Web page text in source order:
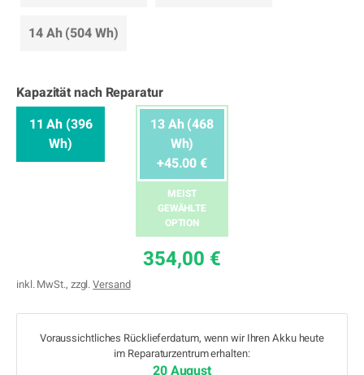
14 Ah (504 Wh)
Kapazität nach Reparatur
11 Ah (396
Wh)
13 Ah (468
Wh)
+45.00 €
MEIST
GEWÄHLTE
OPTION
354,00 €
inkl. MwSt., zzgl.Versand
Voraussichtliches Rücklieferdatum, wenn wir Ihren Akku heute
im Reparaturzentrum erhalten:
20 August